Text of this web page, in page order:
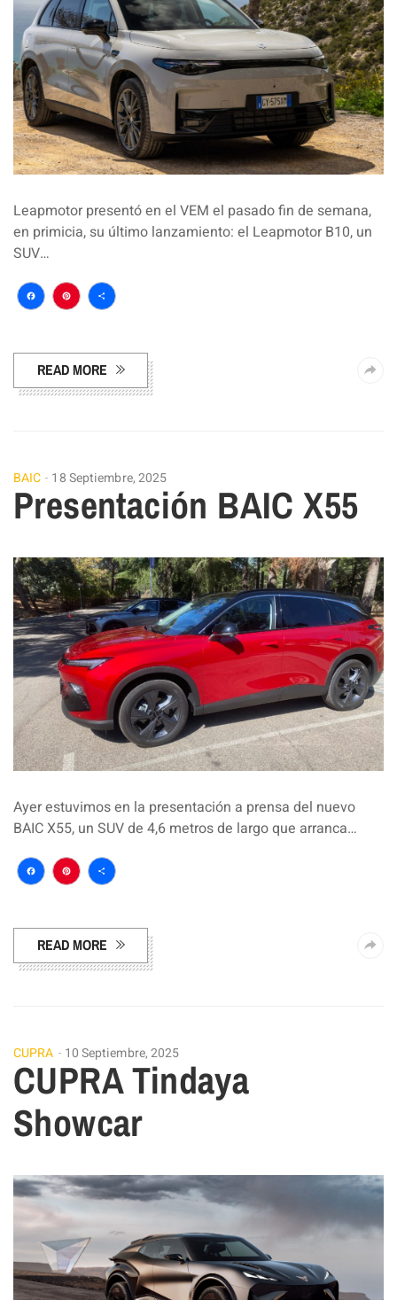
Leapmotor presentó en el VEM el pasado fin de semana,
en primicia, su último lanzamiento: el Leapmotor B10, un
SUV…
Facebook
Pinterest
Compartir
READ MORE
BAIC 18 Septiembre, 2025
Presentación BAIC X55
Ayer estuvimos en la presentación a prensa del nuevo
BAIC X55, un SUV de 4,6 metros de largo que arranca…
Facebook
Pinterest
Compartir
READ MORE
CUPRA 10 Septiembre, 2025
CUPRA Tindaya
Showcar